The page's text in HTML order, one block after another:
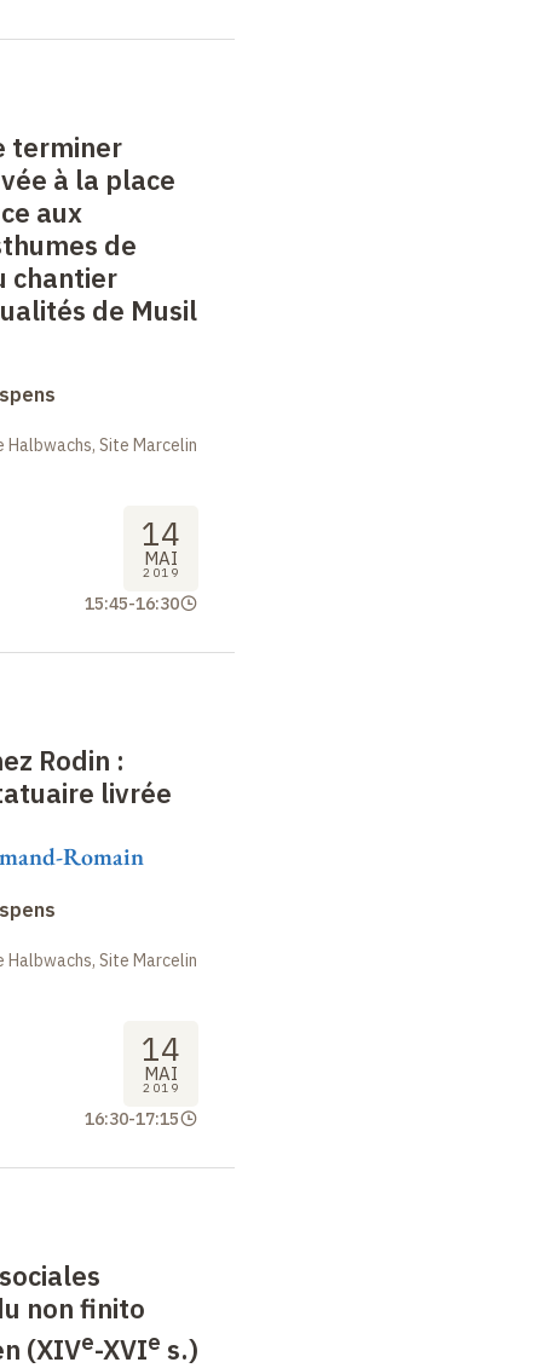
terminer
à la place
aux
de
chantier
de Musil
Site Marcelin
14
MAI
2019
15:45-16:30
Rodin :
livrée
Romain
Site Marcelin
14
MAI
2019
16:30-17:15
non finito
(XIVe-XVIe s.)